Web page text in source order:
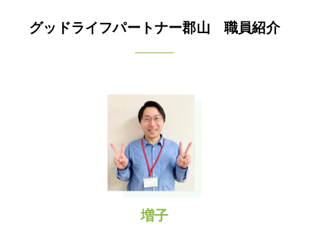
グッドライフパートナー郡山 職員紹介
増子